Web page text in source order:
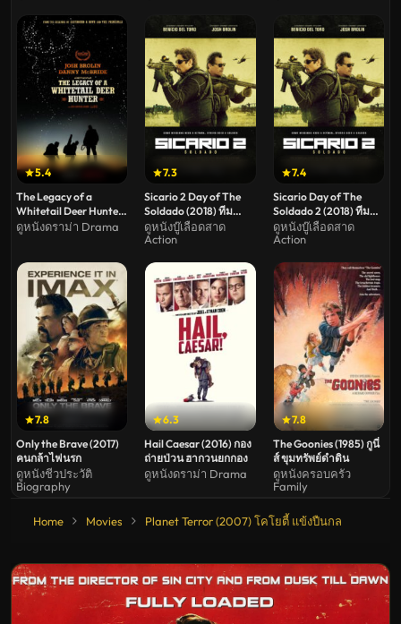
5.4
The Legacy of a
Whitetail Deer Hunter
(2018) คุณพ่อหนวดดุ
ดูหนังดราม่า Drama
7.3
Sicario 2 Day of The
Soldado (2018) ทีม
พิฆาตทะลุแดนคนเดือด
2
ดูหนังบู๊เลือดสาด
Action
7.4
Sicario Day of The
Soldado 2 (2018) ทีม
พิฆาตทะลุแดนเดือด
ดูหนังบู๊เลือดสาด
Action
7.8
Only the Brave (2017)
คนกล้าไฟนรก
ดูหนังชีวประวัติ
Biography
6.3
Hail Caesar (2016) กอง
ถ่ายป่วน ฮากวนยกกอง
ดูหนังดราม่า Drama
7.8
The Goonies (1985) กูนี่
ส์ ขุมทรัพย์ดำดิน
ดูหนังครอบครัว
Family
Home Movies Planet Terror (2007) โคโยตี้ แข้งปืนกล